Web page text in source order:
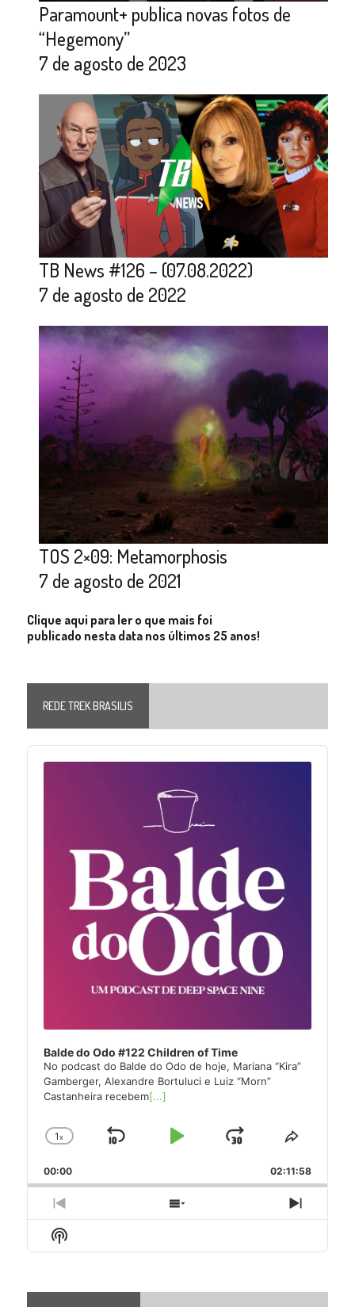
Paramount+ publica novas fotos de
“Hegemony”
7 de agosto de 2023
TB News #126 – (07.08.2022)
7 de agosto de 2022
TOS 2×09: Metamorphosis
7 de agosto de 2021
Clique aqui para ler o que mais foi
publicado nesta data nos últimos 25 anos!
REDE TREK BRASILIS
Audio
Player
Balde do Odo #122 Children of Time
No podcast do Balde do Odo de hoje, Mariana “Kira”
Gamberger, Alexandre Bortuluci e Luiz “Morn”
Castanheira recebem[...]
Change
Rate
1x
Skip
Play
Jump
Forward
Share
Episode
00:00 02:11:58
Previous
Episode
Show
Next
Show
Podcast